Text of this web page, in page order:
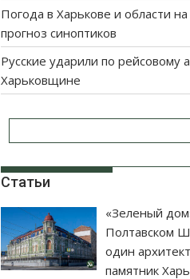
Погода в Харькове и области
прогноз синоптиков
Русские ударили по рейсовому
Харьковщине
Статьи
«Зеленый
Полтавском
один
памятник